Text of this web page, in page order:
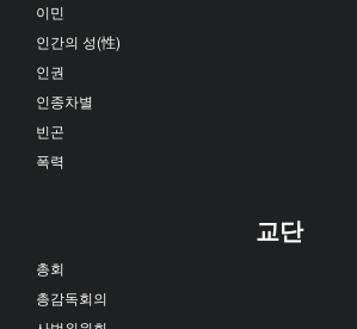
이민
인간의 성(性)
인권
인종차별
빈곤
폭력
교단
총회
총감독회의